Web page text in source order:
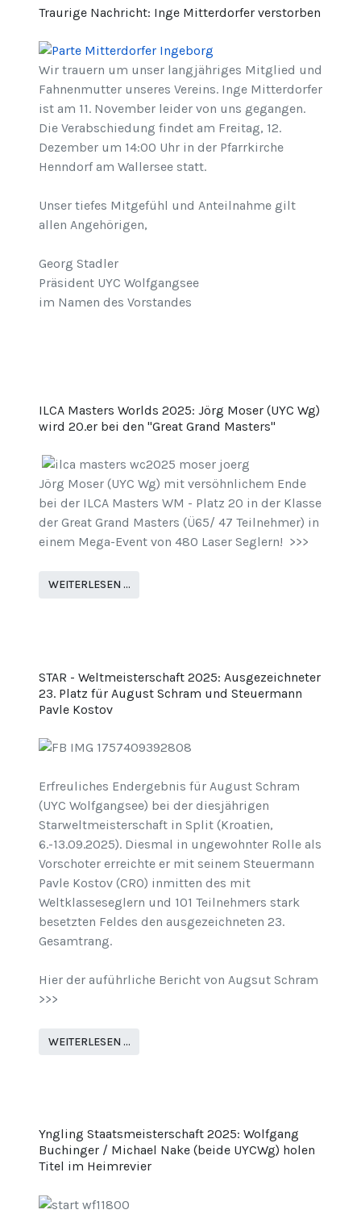
Traurige Nachricht: Inge Mitterdorfer verstorben
Wir trauern um unser langjähriges Mitglied und
Fahnenmutter unseres Vereins. Inge Mitterdorfer
ist am 11. November leider von uns gegangen.
Die Verabschiedung findet am Freitag, 12.
Dezember um 14:00 Uhr in der Pfarrkirche
Henndorf am Wallersee statt.
Unser tiefes Mitgefühl und Anteilnahme gilt
allen Angehörigen,
Georg Stadler
Präsident UYC Wolfgangsee
im Namen des Vorstandes
ILCA Masters Worlds 2025: Jörg Moser (UYC Wg)
wird 20.er bei den "Great Grand Masters"
Jörg Moser (UYC Wg) mit versöhnlichem Ende
bei der ILCA Masters WM - Platz 20 in der Klasse
der Great Grand Masters (Ü65/ 47 Teilnehmer) in
einem Mega-Event von 480 Laser Seglern! >>>
WEITERLESEN …
STAR - Weltmeisterschaft 2025: Ausgezeichneter
23. Platz für August Schram und Steuermann
Pavle Kostov
Erfreuliches Endergebnis für August Schram
(UYC Wolfgangsee) bei der diesjährigen
Starweltmeisterschaft in Split (Kroatien,
6.-13.09.2025). Diesmal in ungewohnter Rolle als
Vorschoter erreichte er mit seinem Steuermann
Pavle Kostov (CRO) inmitten des mit
Weltklasseseglern und 101 Teilnehmers stark
besetzten Feldes den ausgezeichneten 23.
Gesamtrang.
Hier der auführliche Bericht von Augsut Schram
>>>
WEITERLESEN …
Yngling Staatsmeisterschaft 2025: Wolfgang
Buchinger / Michael Nake (beide UYCWg) holen
Titel im Heimrevier